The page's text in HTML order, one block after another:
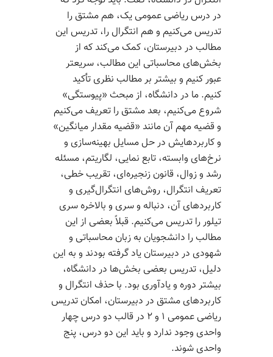
در درس ریاضی عمومی یک، هم مشتق را
تدریس می‌کنیم و هم انتگرال را، تدریس این
مطالب در دبیرستان، کمک می‌کند که از
بخش‌­های محاسباتی این مطالب، سریع­تر
عبور کنیم و بیشتر بر مطالب نظری تأکید
کنیم. ما در دانشگاه، از مبحث «پیوستگی»
شروع می‌­کنیم، بعد مشتق را تعریف می‌کنیم
و قضیه­ مهم آن مانند «قضیه مقدار میانگین»
و کاربردهایش در حل مسایل بهینه‌­سازی و
نرخ­‌های وابسته، تابع نمایی، لگاریتم، مسئله
رشد و زوال، قانون زنجیره­‌ای، تقریب خطی،
تعریف انتگرال، روش‌­های انتگرال­‌گیری و
کاربردهای آن، دنباله و سری و بالاخره سری
تیلور را تدریس می­‌کنیم. قبلاً بعضی از این
مطالب را دانشجویان به زبان محاسباتی و
شهودی در دبیرستان یاد گرفته بودند و به این
دلیل، تدریس بعضی بخش‌­ها در دانشگاه،
بیشتر دوره و یادآوری بود. با حذف انتگرال و
کاربردهای مشتق در دبیرستان، امکان تدریس
ریاضی عمومی ۱ و ۲ در قالب دو درس چهار
واحدی وجود ندارد و باید این دو درس، پنج
واحدی شوند.